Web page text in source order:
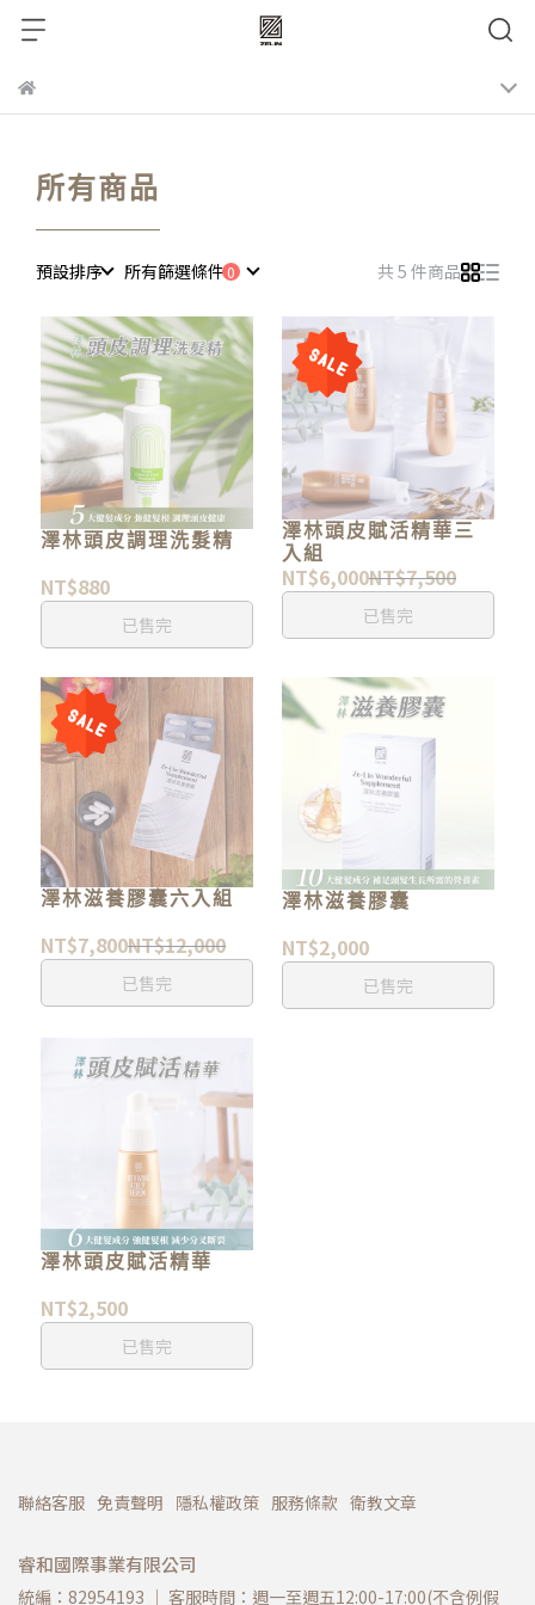
所有商品
預設排序 所有篩選條件 共 5 件商品
澤林頭皮調理洗髮精
NT$880
已售完
澤林頭皮賦活精華三
入組
NT$6,000NT$7,500
已售完
澤林滋養膠囊六入組
NT$7,800NT$12,000
已售完
澤林滋養膠囊
NT$2,000
已售完
澤林頭皮賦活精華
NT$2,500
已售完
聯絡客服 免責聲明 隱私權政策 服務條款 衛教文章
睿和國際事業有限公司
統編：82954193 ｜ 客服時間：週一至週五12:00-17:00(不含例假